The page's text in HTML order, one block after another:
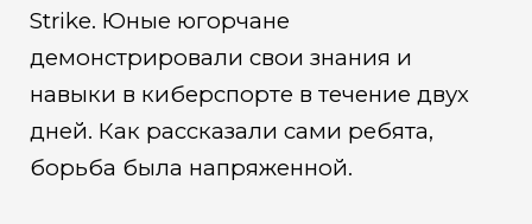
Strike. Юные югорчане
демонстрировали свои знания и
навыки в киберспорте в течение двух
дней. Как рассказали сами ребята,
борьба была напряженной.